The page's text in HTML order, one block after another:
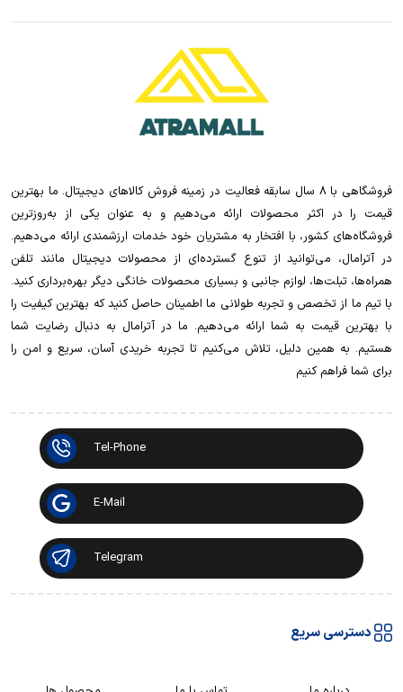
فروشگاهی با 8 سال سابقه فعالیت در زمینه فروش کالاهای دیجیتال. ما بهترین
قیمت را در اکثر محصولات ارائه می‌دهیم و به عنوان یکی از به‌روزترین
فروشگاه‌های کشور، با افتخار به مشتریان خود خدمات ارزشمندی ارائه می‌دهیم.
در آترامال، می‌توانید از تنوع گسترده‌ای از محصولات دیجیتال مانند تلفن
همراه‌ها، تبلت‌ها، لوازم جانبی و بسیاری محصولات خانگی دیگر بهره‌برداری کنید.
با تیم ما از تخصص و تجربه طولانی ما اطمینان حاصل کنید که بهترین کیفیت را
با بهترین قیمت به شما ارائه می‌دهیم. ما در آترامال به دنبال رضایت شما
هستیم. به همین دلیل، تلاش می‌کنیم تا تجربه خریدی آسان، سریع و امن را
برای شما فراهم کنیم
Tel-Phone
E-Mail
Telegram
دسترسی سریع